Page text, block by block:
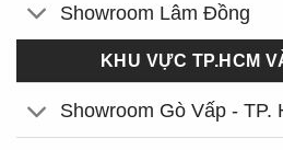
Showroom Lâm Đồng
KHU VỰC TP.HCM
Showroom Gò Vấp - TP.